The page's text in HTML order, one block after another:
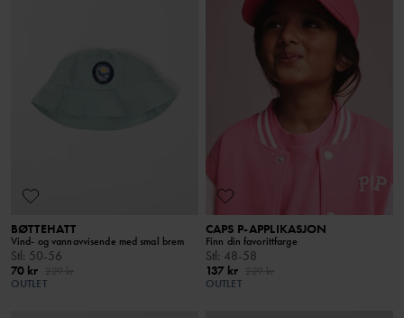
BØTTEHATT
Vind- og vannavvisende med smal brem
Stl: 50-56
70 kr
OUTLET
CAPS P-APPLIKASJON
Finn din favorittfarge
Stl: 48-58
137 kr
OUTLET